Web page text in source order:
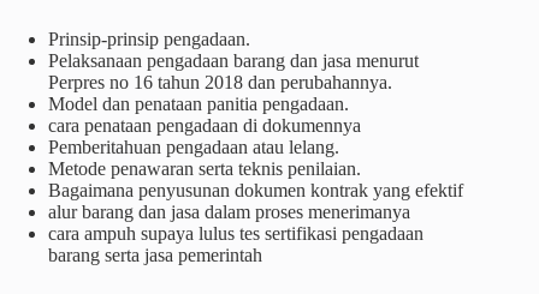
Prinsip-prinsip pengadaan.
Pelaksanaan pengadaan barang dan jasa menurut
Perpres no 16 tahun 2018 dan perubahannya.
Model dan penataan panitia pengadaan.
cara penataan pengadaan di dokumennya
Pemberitahuan pengadaan atau lelang.
Metode penawaran serta teknis penilaian.
Bagaimana penyusunan dokumen kontrak yang efektif
alur barang dan jasa dalam proses menerimanya
cara ampuh supaya lulus tes sertifikasi pengadaan
barang serta jasa pemerintah